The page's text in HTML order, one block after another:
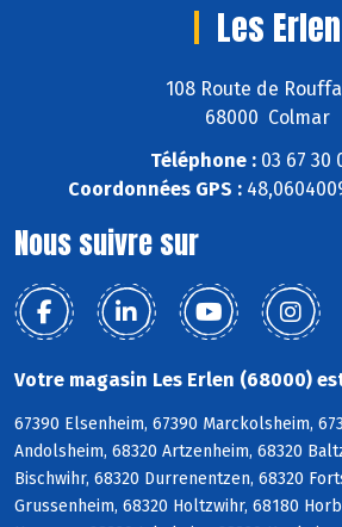
Les Erlen
108 Route de
68000 Colmar
Téléphone : 03 67 30
Coordonnées GPS :
Nous suivre sur
Votre magasin Les Erlen (68000)
67390 Elsenheim, 67390 Marckolsheim,
Andolsheim, 68320 Artzenheim, 68320
Bischwihr, 68320 Durrenentzen, 68320
Grussenheim, 68320 Holtzwihr, 68180